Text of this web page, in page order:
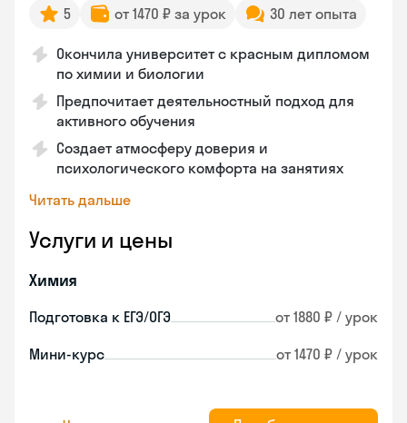
5 от 1470 ₽ за урок 30 лет опыта
Окончила университет с красным дипломом
по химии и биологии
Предпочитает деятельностный подход для
активного обучения
Создает атмосферу доверия и
психологического комфорта на занятиях
Читать дальше
Услуги и цены
Химия
Подготовка к ЕГЭ/ОГЭ от 1880 ₽ / урок
Мини-курс от 1470 ₽ / урок